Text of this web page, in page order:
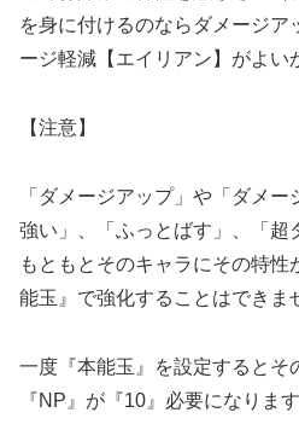
を身に付けるのならダメージア
ージ軽減【エイリアン】がよい
【注意】
「ダメージアップ」や「ダメ
強い」、「ふっとばす」、「超
もともとそのキャラにその特性
能玉』で強化することはできま
一度『本能玉』を設定するとそ
『NP』が『10』必要になりま